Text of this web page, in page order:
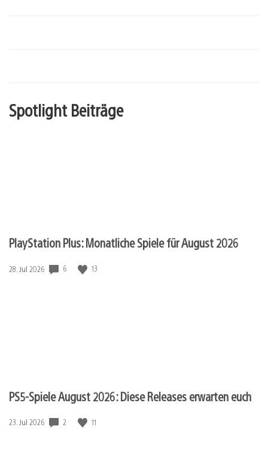
Spotlight Beiträge
PlayStation Plus: Monatliche Spiele für August 2026
Veröffentlichungsdatum:
28. Jul 2026 6 13
PS5-Spiele August 2026: Diese Releases erwarten euch
Veröffentlichungsdatum:
23. Jul 2026 2 11